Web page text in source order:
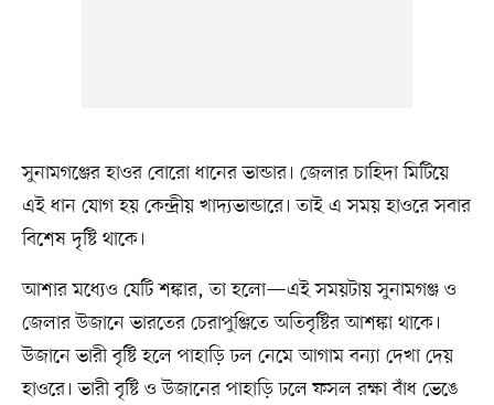
সুনামগঞ্জের হাওর বোরো ধানের ভান্ডার। জেলার চাহিদা মিটিয়ে
এই ধান যোগ হয় কেন্দ্রীয় খাদ্যভান্ডারে। তাই এ সময় হাওরে সবার
বিশেষ দৃষ্টি থাকে।
আশার মধ্যেও যেটি শঙ্কার, তা হলো—এই সময়টায় সুনামগঞ্জ ও
জেলার উজানে ভারতের চেরাপুঞ্জিতে অতিবৃষ্টির আশঙ্কা থাকে।
উজানে ভারী বৃষ্টি হলে পাহাড়ি ঢল নেমে আগাম বন্যা দেখা দেয়
হাওরে। ভারী বৃষ্টি ও উজানের পাহাড়ি ঢলে ফসল রক্ষা বাঁধ ভেঙে